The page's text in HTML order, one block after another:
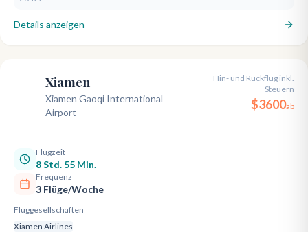
Details anzeigen
Xiamen
Xiamen Gaoqi International
Airport
Hin- und Rückflug inkl.
Steuern
$3600ab
Flugzeit
8 Std. 55 Min.
Frequenz
3 Flüge/Woche
Fluggesellschaften
Xiamen Airlines